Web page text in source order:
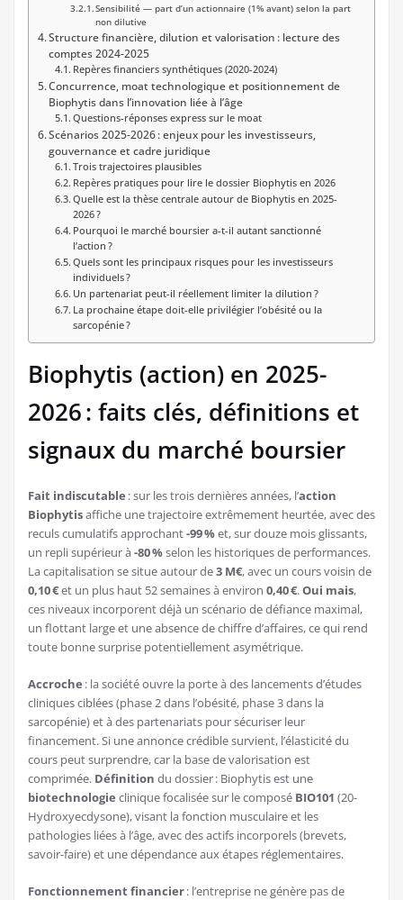
Sensibilité — part d’un actionnaire (1% avant) selon la part
non dilutive
Structure financière, dilution et valorisation : lecture des
comptes 2024-2025
Repères financiers synthétiques (2020-2024)
Concurrence, moat technologique et positionnement de
Biophytis dans l’innovation liée à l’âge
Questions-réponses express sur le moat
Scénarios 2025-2026 : enjeux pour les investisseurs,
gouvernance et cadre juridique
Trois trajectoires plausibles
Repères pratiques pour lire le dossier Biophytis en 2026
Quelle est la thèse centrale autour de Biophytis en 2025-
2026 ?
Pourquoi le marché boursier a-t-il autant sanctionné
l’action ?
Quels sont les principaux risques pour les investisseurs
individuels ?
Un partenariat peut-il réellement limiter la dilution ?
La prochaine étape doit-elle privilégier l’obésité ou la
sarcopénie ?
Biophytis (action) en 2025-
2026 : faits clés, définitions et
signaux du marché boursier
Fait indiscutable : sur les trois dernières années, l’action
Biophytisaffiche une trajectoire extrêmement heurtée, avec des
reculs cumulatifs approchant-99 %et, sur douze mois glissants,
un repli supérieur à-80 %selon les historiques de performances.
La capitalisation se situe autour de3 M€, avec un cours voisin de
0,10 €et un plus haut 52 semaines à environ 0,40 €.Oui mais,
ces niveaux incorporent déjà un scénario de défiance maximal,
un flottant large et une absence de chiffre d’affaires, ce qui rend
toute bonne surprise potentiellement asymétrique.
Accroche : la société ouvre la porte à des lancements d’études
cliniques ciblées (phase 2 dans l’obésité, phase 3 dans la
sarcopénie) et à des partenariats pour sécuriser leur
financement. Si une annonce crédible survient, l’élasticité du
cours peut surprendre, car la base de valorisation est
comprimée. Définition du dossier : Biophytis est une
biotechnologie clinique focalisée sur le composé BIO101 (20-
Hydroxyecdysone), visant la fonction musculaire et les
pathologies liées à l’âge, avec des actifs incorporels (brevets,
savoir-faire) et une dépendance aux étapes réglementaires.
Fonctionnement financier: l’entreprise ne génère pas de